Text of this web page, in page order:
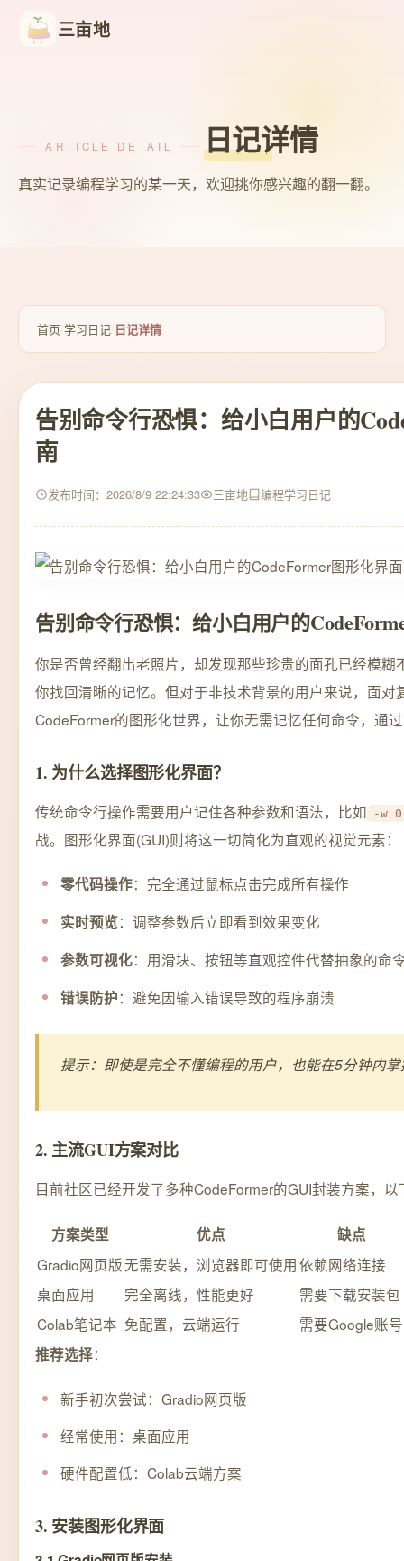
三亩地
ARTICLE DETAIL 日记详情
真实记录编程学习的某一天，欢迎挑你感兴趣的翻一翻。
首页/学习日记/日记详情
告别命令行恐惧：给小白用户的
南
发布时间：2026/8/9 22:24:33 三亩地 编程学习日记
告别命令行恐惧：给小白用户的
你是否曾经翻出老照片，却发现那些珍贵的面孔已经模
你找回清晰的记忆。但对于非技术背景的用户来说，面
CodeFormer的图形化世界，让你无需记忆任何命令，通
1. 为什么选择图形化界面？
传统命令行操作需要用户记住各种参数和语法，比如 -w
战。图形化界面(GUI)则将这一切简化为直观的视觉元素：
零代码操作：完全通过鼠标点击完成所有操作
实时预览：调整参数后立即看到效果变化
参数可视化：用滑块、按钮等直观控件代替抽象的命
错误防护：避免因输入错误导致的程序崩溃
提示：即使是完全不懂编程的用户，也能在5分钟内
2. 主流GUI方案对比
目前社区已经开发了多种CodeFormer的GUI封装方案，
方案类型 优点
缺点
Gradio网页版无需安装，浏览器即可使用依赖网络连接
桌面应用
完全离线，性能更好
需要下载安装包
Colab笔记本 免配置，云端运行
需要Google账号
推荐选择：
新手初次尝试：Gradio网页版
经常使用：桌面应用
硬件配置低：Colab云端方案
3. 安装图形化界面